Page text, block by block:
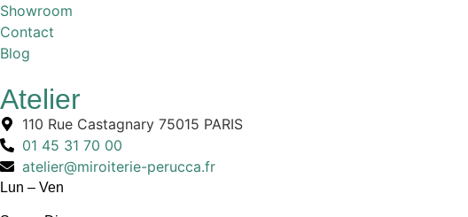
Showroom
Contact
Blog
Atelier
110 Rue Castagnary 75015 PARIS
01 45 31 70 00
atelier@miroiterie-perucca.fr
Lun – Ven